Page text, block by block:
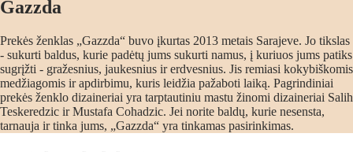
Gazzda
Prekės ženklas „Gazzda“ buvo įkurtas 2013 metais Sarajeve. Jo tikslas
- sukurti baldus, kurie padėtų jums sukurti namus, į kuriuos jums patiks
sugrįžti - gražesnius, jaukesnius ir erdvesnius. Jis remiasi kokybiškomis
medžiagomis ir apdirbimu, kuris leidžia pažaboti laiką. Pagrindiniai
prekės ženklo dizaineriai yra tarptautiniu mastu žinomi dizaineriai Salih
Teskeredzic ir Mustafa Cohadzic. Jei norite baldų, kurie nesensta,
tarnauja ir tinka jums, „Gazzda“ yra tinkamas pasirinkimas.